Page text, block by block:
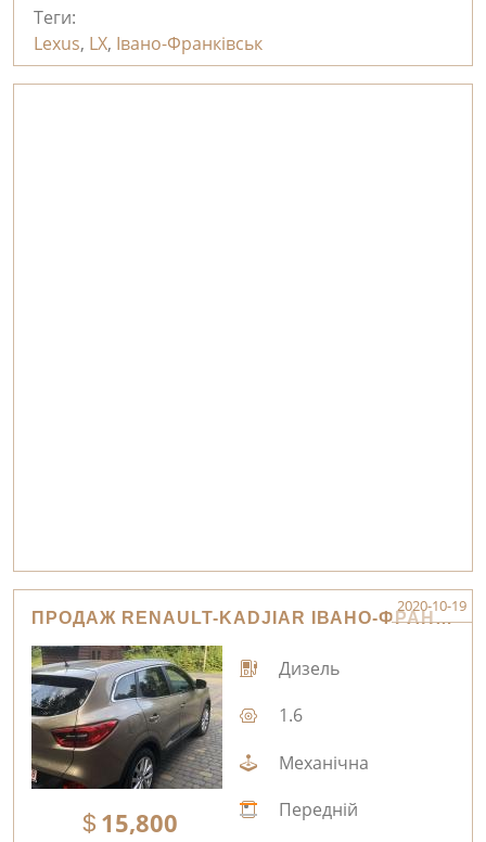
Теги:
Lexus, LX, Івано-Франківськ
ПРОДАЖ RENAULT-KADJIAR ІВАНО-ФРАНКІВСЬК
2020-10-19
15,800
Дизель
1.6
Механічна
Передній